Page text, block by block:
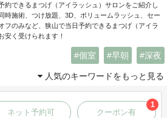
約できるまつげ（アイラッシュ）サロンをご紹介し
時施術、つけ放題、3D、ボリュームラッシュ、セー
フのみなど、狭山で当日予約できるまつげ（アイラ
安く受けられます！
個室 早朝 深夜
人気のキーワードをもっと見る
ネット予約可 クーポン有
1